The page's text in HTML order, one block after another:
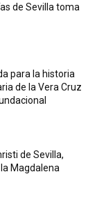
de Sevilla toma
para la historia
de la Vera Cruz
de Sevilla,
Magdalena